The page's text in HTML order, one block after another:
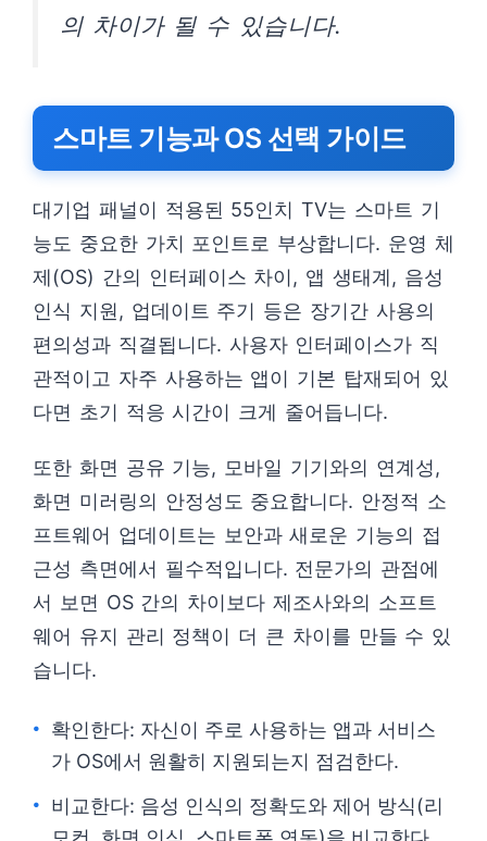
의 차이가 될 수 있습니다.
스마트 기능과 OS 선택 가이드
대기업 패널이 적용된 55인치 TV는 스마트 기
능도 중요한 가치 포인트로 부상합니다. 운영 체
제(OS) 간의 인터페이스 차이, 앱 생태계, 음성
인식 지원, 업데이트 주기 등은 장기간 사용의
편의성과 직결됩니다. 사용자 인터페이스가 직
관적이고 자주 사용하는 앱이 기본 탑재되어 있
다면 초기 적응 시간이 크게 줄어듭니다.
또한 화면 공유 기능, 모바일 기기와의 연계성,
화면 미러링의 안정성도 중요합니다. 안정적 소
프트웨어 업데이트는 보안과 새로운 기능의 접
근성 측면에서 필수적입니다. 전문가의 관점에
서 보면 OS 간의 차이보다 제조사와의 소프트
웨어 유지 관리 정책이 더 큰 차이를 만들 수 있
습니다.
확인한다: 자신이 주로 사용하는 앱과 서비스
가 OS에서 원활히 지원되는지 점검한다.
비교한다: 음성 인식의 정확도와 제어 방식(리